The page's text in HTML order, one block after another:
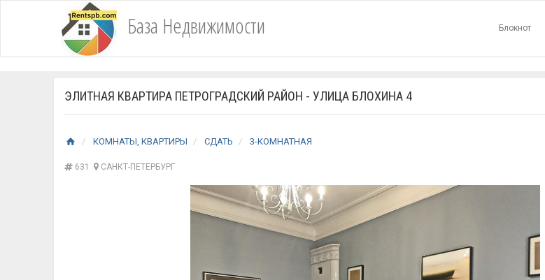
База Недвижимости Блокнот
ЭЛИТНАЯ КВАРТИРА ПЕТРОГРАДСКИЙ РАЙОН - УЛИЦА БЛОХИНА 4
КОМНАТЫ, КВАРТИРЫ СДАТЬ 3-КОМНАТНАЯ
631 САНКТ-ПЕТЕРБУРГ